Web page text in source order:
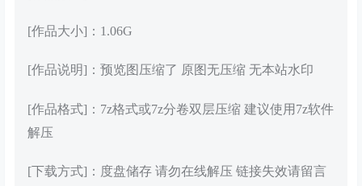
[作品大小]：1.06G
[作品说明]：预览图压缩了 原图无压缩 无本站水印
[作品格式]：7z格式或7z分卷双层压缩 建议使用7z软件
解压
[下载方式]：度盘储存 请勿在线解压 链接失效请留言